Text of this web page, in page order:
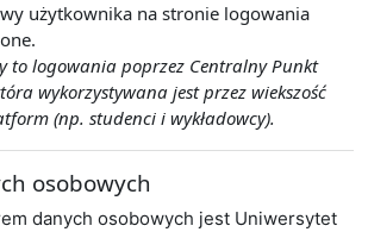
użytkownika na stronie logowania
to logowania poprzez Centralny Punkt
wykorzystywana jest przez wiekszość
(np. studenci i wykładowcy).
osobowych
danych osobowych jest Uniwersytet